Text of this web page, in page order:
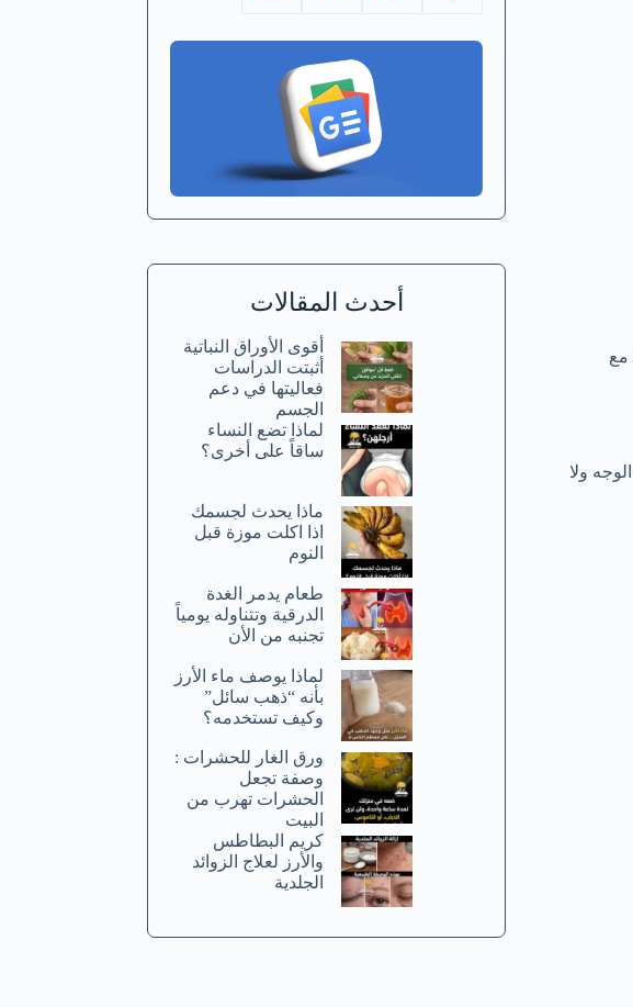
مع
ولا
أحدث المقالات
أقوى الأوراق النباتية
أثبتت الدراسات
فعاليتها في دعم
الجسم
لماذا تضع النساء
ساقاً على أخرى؟
ماذا يحدث لجسمك
اذا اكلت موزة قبل
النوم
طعام يدمر الغدة
الدرقية وتتناوله يومياً
تجنبه من الأن
لماذا يوصف ماء الأرز
بأنه “ذهب سائل”
وكيف تستخدمه؟
ورق الغار للحشرات :
وصفة تجعل
الحشرات تهرب من
البيت
كريم البطاطس
والأرز لعلاج الزوائد
الجلدية